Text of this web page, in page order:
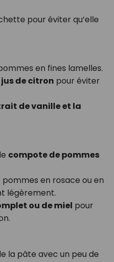
pour éviter qu’elle
en fines lamelles.
jus de citron pour éviter
de vanille et la
compote de pommes
en rosace ou en
légèrement.
ou de miel pour
la pâte avec un peu de